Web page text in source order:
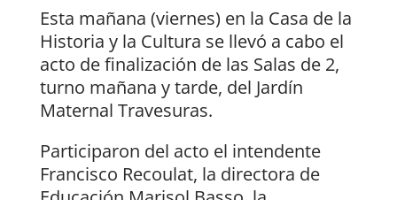
Esta mañana (viernes) en la Casa de la
Historia y la Cultura se llevó a cabo el
acto de finalización de las Salas de 2,
turno mañana y tarde, del Jardín
Maternal Travesuras.
Participaron del acto el intendente
Francisco Recoulat, la directora de